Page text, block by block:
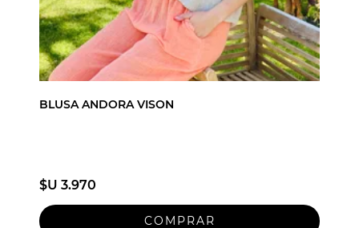
BLUSA ANDORA VISON
$U 3.970